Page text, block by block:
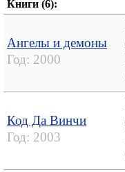
Книги (6):
Ангелы и демоны
Год: 2000
Код Да Винчи
Год: 2003